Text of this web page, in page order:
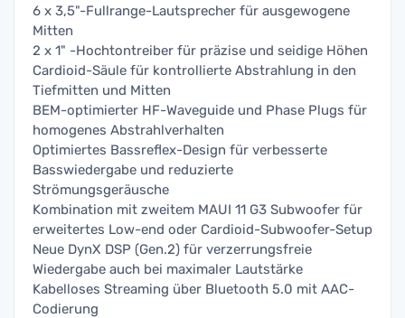
6 x 3,5"-Fullrange-Lautsprecher für ausgewogene
Mitten
2 x 1" -Hochtontreiber für präzise und seidige Höhen
Cardioid-Säule für kontrollierte Abstrahlung in den
Tiefmitten und Mitten
BEM-optimierter HF-Waveguide und Phase Plugs für
homogenes Abstrahlverhalten
Optimiertes Bassreflex-Design für verbesserte
Basswiedergabe und reduzierte
Strömungsgeräusche
Kombination mit zweitem MAUI 11 G3 Subwoofer für
erweitertes Low-end oder Cardioid-Subwoofer-Setup
Neue DynX DSP (Gen.2) für verzerrungsfreie
Wiedergabe auch bei maximaler Lautstärke
Kabelloses Streaming über Bluetooth 5.0 mit AAC-
Codierung